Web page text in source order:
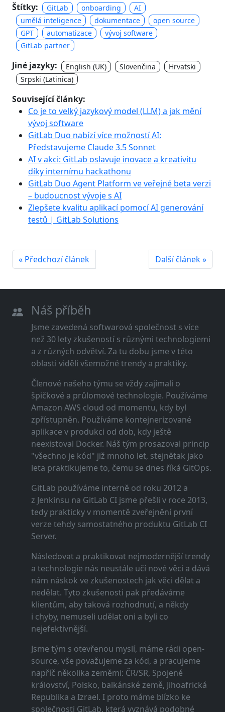
Štítky: GitLab onboarding
AI
umělá inteligence
dokumentace
open source
GPT
automatizace
vývoj software
GitLab partner
Jiné jazyky: English (UK) Slovenčina
Hrvatski
Srpski (Latinica)
Související články:
Co je to velký jazykový model (LLM) a jak mění
vývoj software
GitLab Duo nabízí více možností AI:
Představujeme Claude 3.5 Sonnet
AI v akci: GitLab oslavuje inovace a kreativitu
díky internímu hackathonu
GitLab Duo Agent Platform ve veřejné beta verzi
– budoucnost vývoje s AI
Zlepšete kvalitu aplikací pomocí AI generování
testů | GitLab Solutions
« Předchozí článek Další článek »
Náš příběh
Jsme zavedená softwarová společnost s více
než 30 lety zkušeností s různými technologiemi
a z různých odvětví. Za tu dobu jsme v této
oblasti viděli všemožné trendy a praktiky.
Členové našeho týmu se vždy zajímali o
špičkové a průlomové technologie. Používáme
Amazon AWS cloud od momentu, kdy byl
zpřístupněn. Používáme kontejnerizované
aplikace v produkci od dob, kdy ještě
neexistoval Docker. Náš tým prosazoval princip
"všechno je kód" již mnoho let, stejnětak jako
leta praktikujeme to, čemu se dnes říká GitOps.
GitLab používáme interně od roku 2012 a
z Jenkinsu na GitLab CI jsme přešli v roce 2013,
tedy prakticky v momentě zveřejnění první
verze tehdy samostatného produktu GitLab CI
Server.
Následovat a praktikovat nejmodernější trendy
a technologie nás neustále učí nové věci a dává
nám náskok ve zkušenostech jak věci dělat a
nedělat. Tyto zkušenosti pak předáváme
klientům, aby taková rozhodnutí, a někdy
i chyby, nemuseli udělat oni a byli co
nejefektivnější.
Jsme tým s otevřenou myslí, máme rádi open-
source, vše považujeme za kód, a pracujeme
napříč několika zeměmi: ČR/SR, Spojené
království, Polsko, balkánské země, Jihoafrická
Republika a Izrael. I proto máme blízko ke
společnosti GitLab, která vyznává podobné